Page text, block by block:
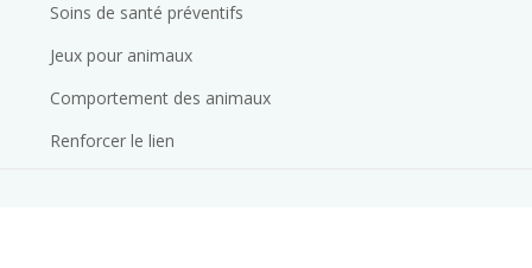
Soins de santé préventifs
Jeux pour animaux
Comportement des animaux
Renforcer le lien